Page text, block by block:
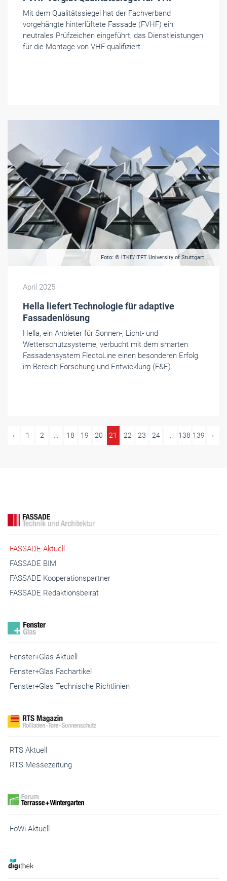
Mit dem Qualitätssiegel hat der Fachverband
vorgehängte hinterlüftete Fassade (FVHF) ein
neutrales Prüfzeichen eingeführt, das Dienstleistungen
für die Montage von VHF qualifiziert.
Foto: © ITKE/ITFT University of Stuttgart
April 2025
Hella liefert Technologie für adaptive
Fassadenlösung
Hella, ein Anbieter für Sonnen-, Licht- und
Wetterschutzsysteme, verbucht mit dem smarten
Fassadensystem FlectoLine einen besonderen Erfolg
im Bereich Forschung und Entwicklung (F&E).
‹ 1 2 ... 18 19 20 21 22 23 24 ... 138 139 ›
FASSADE Aktuell
FASSADE BIM
FASSADE Kooperationspartner
FASSADE Redaktionsbeirat
Fenster+Glas Aktuell
Fenster+Glas Fachartikel
Fenster+Glas Technische Richtlinien
RTS Aktuell
RTS Messezeitung
FoWi Aktuell